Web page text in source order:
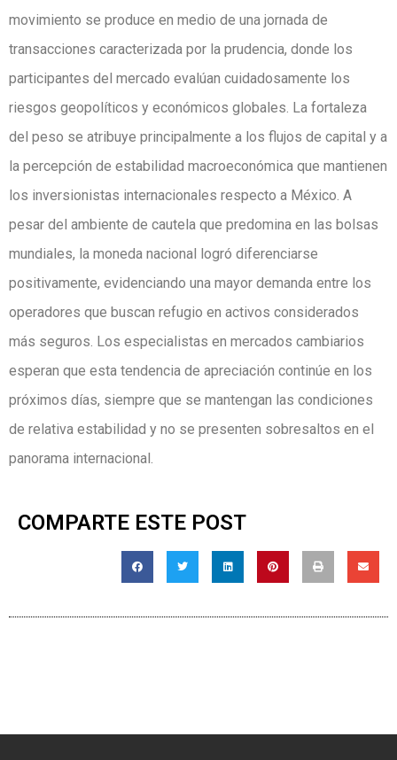
movimiento se produce en medio de una jornada de
transacciones caracterizada por la prudencia, donde los
participantes del mercado evalúan cuidadosamente los
riesgos geopolíticos y económicos globales. La fortaleza
del peso se atribuye principalmente a los flujos de capital y a
la percepción de estabilidad macroeconómica que mantienen
los inversionistas internacionales respecto a México. A
pesar del ambiente de cautela que predomina en las bolsas
mundiales, la moneda nacional logró diferenciarse
positivamente, evidenciando una mayor demanda entre los
operadores que buscan refugio en activos considerados
más seguros. Los especialistas en mercados cambiarios
esperan que esta tendencia de apreciación continúe en los
próximos días, siempre que se mantengan las condiciones
de relativa estabilidad y no se presenten sobresaltos en el
panorama internacional.
COMPARTE ESTE POST